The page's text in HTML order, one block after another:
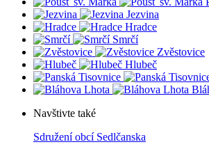
Jezvina
Hradce
Smrčí
Zvěstovice
Hlubeč
Navštivte také
Sdružení obcí Sedlčanska